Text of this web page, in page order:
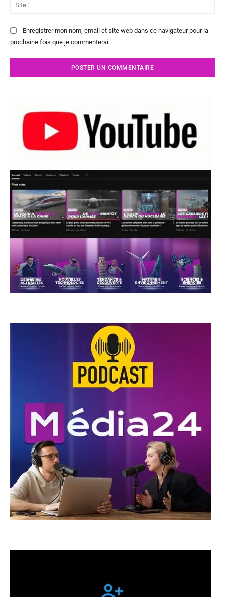
Enregistrer mon nom, email et site web dans ce navigateur pour la
prochaine fois que je commenterai.